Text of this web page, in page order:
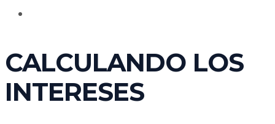
CALCULANDO LOS
INTERESES